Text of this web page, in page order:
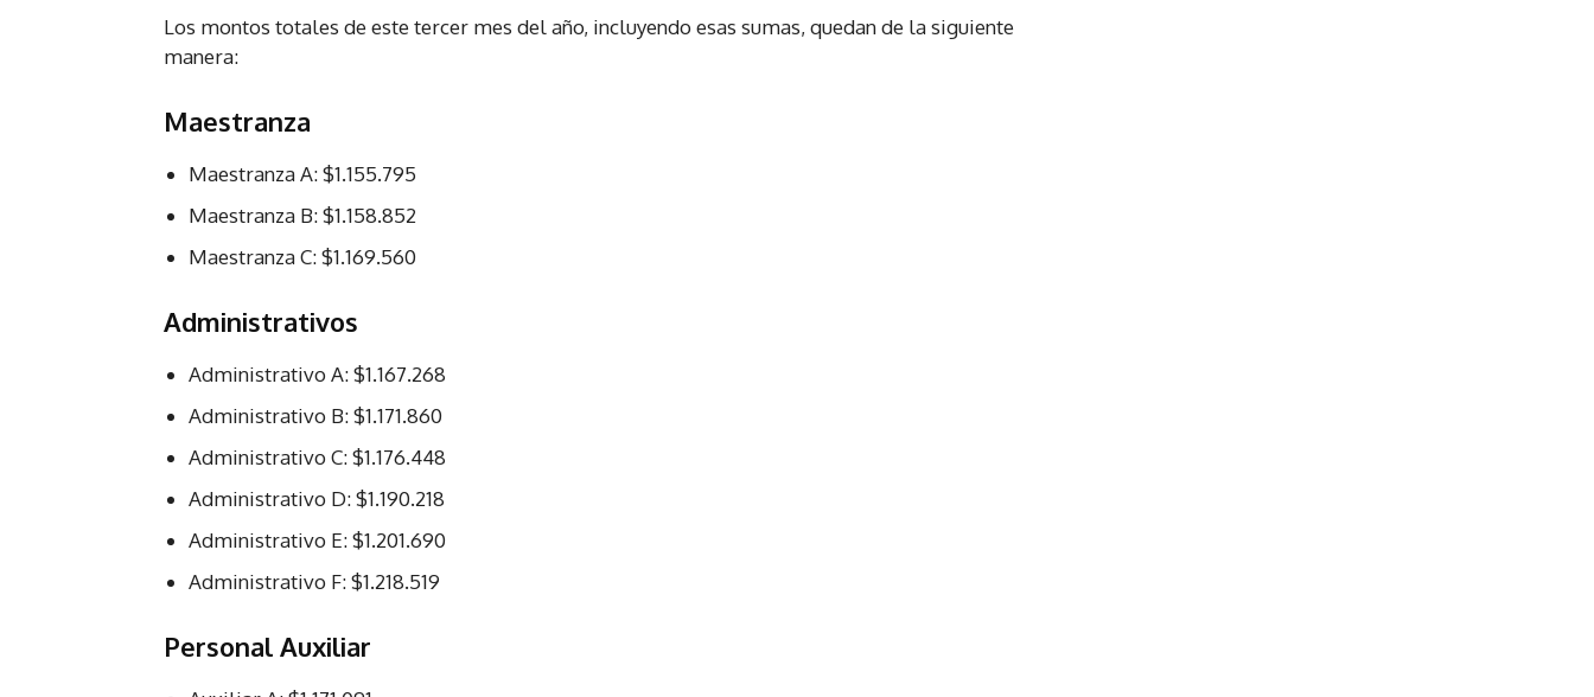
Los montos totales de este tercer mes del año, incluyendo esas sumas, quedan de la siguiente
manera:
Maestranza
Maestranza A: $1.155.795
Maestranza B: $1.158.852
Maestranza C: $1.169.560
Administrativos
Administrativo A: $1.167.268
Administrativo B: $1.171.860
Administrativo C: $1.176.448
Administrativo D: $1.190.218
Administrativo E: $1.201.690
Administrativo F: $1.218.519
Personal Auxiliar